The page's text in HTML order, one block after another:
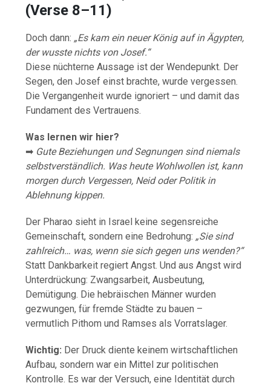
(Verse 8–11)
Doch dann: „Es kam ein neuer König auf in Ägypten,
der wusste nichts von Josef.“
Diese nüchterne Aussage ist der Wendepunkt. Der
Segen, den Josef einst brachte, wurde vergessen.
Die Vergangenheit wurde ignoriert – und damit das
Fundament des Vertrauens.
Was lernen wir hier?
➡ Gute Beziehungen und Segnungen sind niemals
selbstverständlich. Was heute Wohlwollen ist, kann
morgen durch Vergessen, Neid oder Politik in
Ablehnung kippen.
Der Pharao sieht in Israel keine segensreiche
Gemeinschaft, sondern eine Bedrohung: „Sie sind
zahlreich… was, wenn sie sich gegen uns wenden?“
Statt Dankbarkeit regiert Angst. Und aus Angst wird
Unterdrückung: Zwangsarbeit, Ausbeutung,
Demütigung. Die hebräischen Männer wurden
gezwungen, für fremde Städte zu bauen –
vermutlich Pithom und Ramses als Vorratslager.
Wichtig: Der Druck diente keinem wirtschaftlichen
Aufbau, sondern war ein Mittel zur politischen
Kontrolle. Es war der Versuch, eine Identität durch